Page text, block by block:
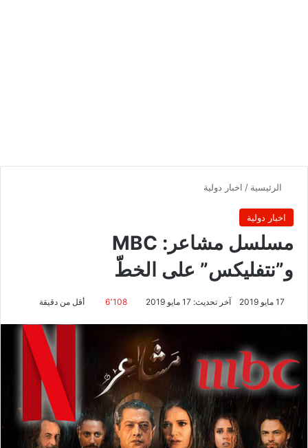
الرئيسية / اخبار دولية
اخبار دولية
مسلسل مشاعر: MBC
و”نتفليكس” على الخطّ
17 مايو 2019 آخر تحديث: 17 مايو 2019 6٬108 أقل من دقيقة